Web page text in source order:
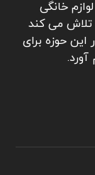
خانگی
تلاش می کند
این حوزه برای
آورد.